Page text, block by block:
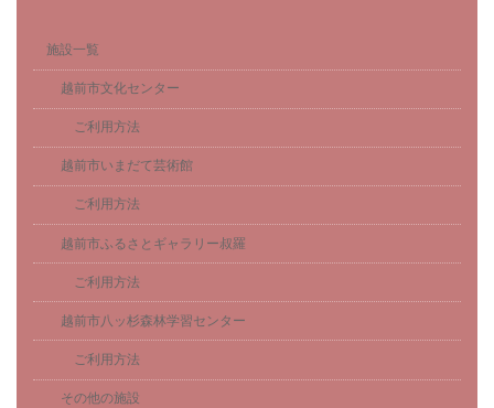
施設一覧
越前市文化センター
ご利用方法
越前市いまだて芸術館
ご利用方法
越前市ふるさとギャラリー叔羅
ご利用方法
越前市八ッ杉森林学習センター
ご利用方法
その他の施設